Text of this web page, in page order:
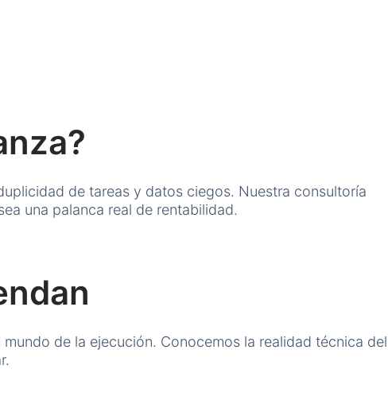
de tareas y datos ciegos. Nuestra consultoría
una palanca real de rentabilidad.
de la ejecución. Conocemos la realidad técnica del